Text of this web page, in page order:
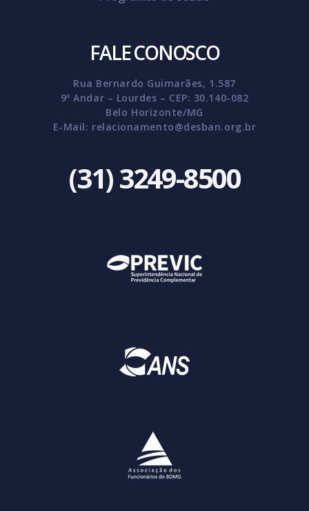
FALE CONOSCO
Rua Bernardo Guimarães, 1.587
9º Andar – Lourdes – CEP: 30.140-082
Belo Horizonte/MG
E-Mail: relacionamento@desban.org.br
(31) 3249-8500